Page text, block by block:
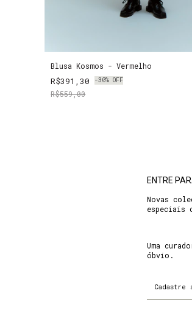
Blusa Kosmos - Vermelho
R$391,30 -30%OFF
R$559,00
ENTRE
Novas
especiais